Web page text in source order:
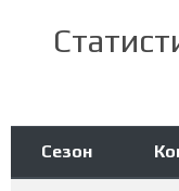
Сезон